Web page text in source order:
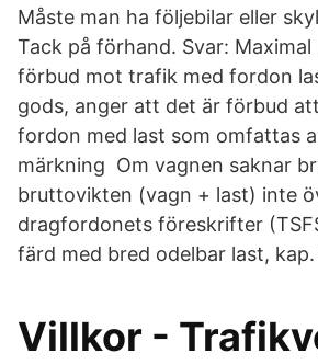
Måste man ha följebilar eller
Tack på förhand. Svar:
förbud mot trafik med fordon
gods, anger att det är förbud
fordon med last som omfattas
märkning Om vagnen saknar
bruttovikten (vagn + last) inte
dragfordonets föreskrifter
färd med bred odelbar last, kap.
Villkor -